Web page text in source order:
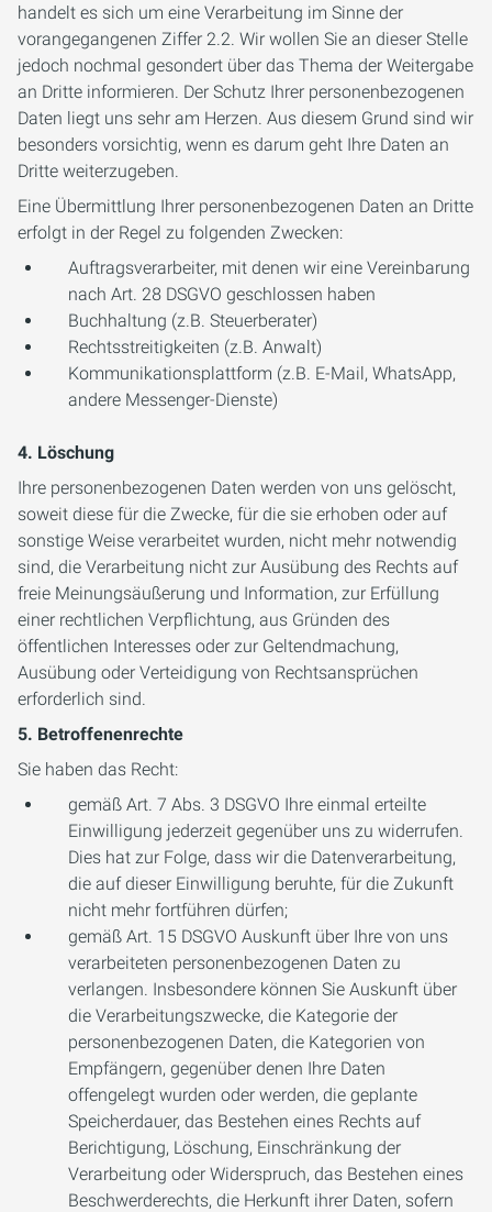
handelt es sich um eine Verarbeitung im Sinne der
vorangegangenen Ziffer 2.2. Wir wollen Sie an dieser Stelle
jedoch nochmal gesondert über das Thema der Weitergabe
an Dritte informieren. Der Schutz Ihrer personenbezogenen
Daten liegt uns sehr am Herzen. Aus diesem Grund sind wir
besonders vorsichtig, wenn es darum geht Ihre Daten an
Dritte weiterzugeben.
Eine Übermittlung Ihrer personenbezogenen Daten an Dritte
erfolgt in der Regel zu folgenden Zwecken:
Auftragsverarbeiter, mit denen wir eine Vereinbarung
nach Art. 28 DSGVO geschlossen haben
Buchhaltung (z.B. Steuerberater)
Rechtsstreitigkeiten (z.B. Anwalt)
Kommunikationsplattform (z.B. E-Mail, WhatsApp,
andere Messenger-Dienste)
4. Löschung
Ihre personenbezogenen Daten werden von uns gelöscht,
soweit diese für die Zwecke, für die sie erhoben oder auf
sonstige Weise verarbeitet wurden, nicht mehr notwendig
sind, die Verarbeitung nicht zur Ausübung des Rechts auf
freie Meinungsäußerung und Information, zur Erfüllung
einer rechtlichen Verpflichtung, aus Gründen des
öffentlichen Interesses oder zur Geltendmachung,
Ausübung oder Verteidigung von Rechtsansprüchen
erforderlich sind.
5. Betroffenenrechte
Sie haben das Recht:
gemäß Art. 7 Abs. 3 DSGVO Ihre einmal erteilte
Einwilligung jederzeit gegenüber uns zu widerrufen.
Dies hat zur Folge, dass wir die Datenverarbeitung,
die auf dieser Einwilligung beruhte, für die Zukunft
nicht mehr fortführen dürfen;
gemäß Art. 15 DSGVO Auskunft über Ihre von uns
verarbeiteten personenbezogenen Daten zu
verlangen. Insbesondere können Sie Auskunft über
die Verarbeitungszwecke, die Kategorie der
personenbezogenen Daten, die Kategorien von
Empfängern, gegenüber denen Ihre Daten
offengelegt wurden oder werden, die geplante
Speicherdauer, das Bestehen eines Rechts auf
Berichtigung, Löschung, Einschränkung der
Verarbeitung oder Widerspruch, das Bestehen eines
Beschwerderechts, die Herkunft ihrer Daten, sofern